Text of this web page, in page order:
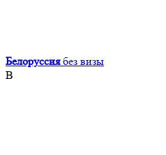
Белоруссия без визы
В